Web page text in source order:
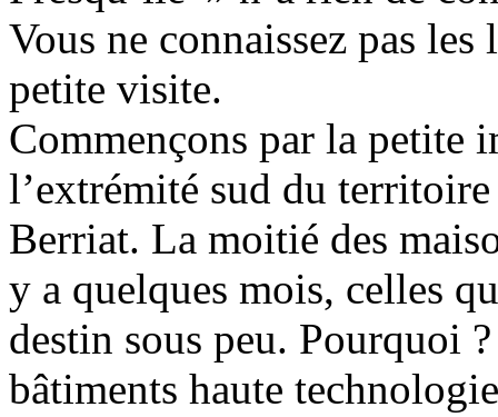
Vous ne connaissez pas
petite visite.
Commençons par la petite
l’extrémité sud du
Berriat. La moitié des
y a quelques mois, celles
destin sous peu. Pourquoi
bâtiments haute